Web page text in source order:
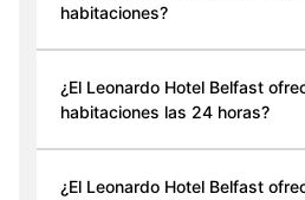
habitaciones?
¿El Leonardo Hotel Belfast
habitaciones las 24 horas?
¿El Leonardo Hotel Belfast